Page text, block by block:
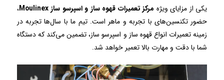
یکی از مزایای ویژه مرکز تعمیرات قهوه ساز و اسپرسو ساز Moulinex
،
حضور تکنسین‌های با تجربه و ماهر است. تیم ما با سال‌ها تجربه در
زمینه تعمیرات انواع قهوه ساز و اسپرسو ساز، تضمین می‌کند که دستگاه
شما با دقت و مهارت بالا تعمیر خواهد شد.